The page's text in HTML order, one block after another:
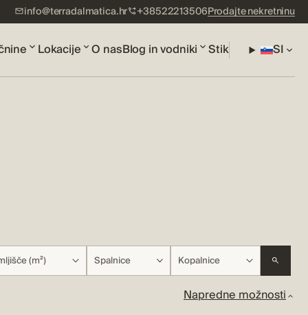
info@terradalmatica.hr +38522213506Prodajte nekretninu
Lokacije O nasBlog in vodniki Stik SI
(m²) Spalnice Kopalnice
Napredne možnosti